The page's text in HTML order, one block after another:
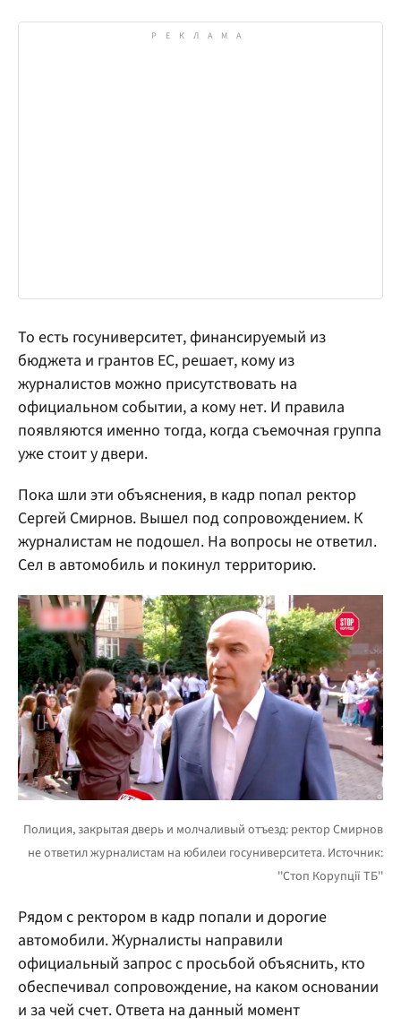
То есть госуниверситет, финансируемый из
бюджета и грантов ЕС, решает, кому из
журналистов можно присутствовать на
официальном событии, а кому нет. И правила
появляются именно тогда, когда съемочная группа
уже стоит у двери.
Пока шли эти объяснения, в кадр попал ректор
Сергей Смирнов. Вышел под сопровождением. К
журналистам не подошел. На вопросы не ответил.
Сел в автомобиль и покинул территорию.
Рядом с ректором в кадр попали и дорогие
автомобили. Журналисты направили
официальный запрос с просьбой объяснить, кто
обеспечивал сопровождение, на каком основании
и за чей счет. Ответа на данный момент